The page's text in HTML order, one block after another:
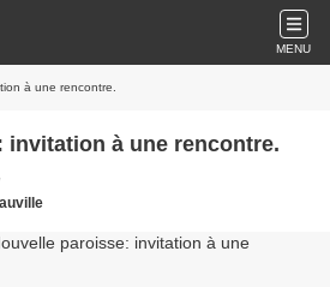
MENU
à une rencontre.
invitation à une rencontre.